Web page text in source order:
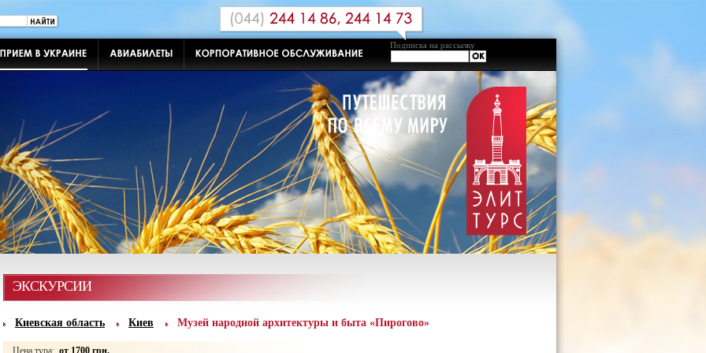
Подписка на рассылку
ЭКСКУРСИИ
Киевская область Киев Музей народной архитектуры и быта «Пирогово»
Цена тура: от 1700 грн.